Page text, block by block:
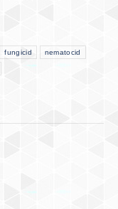
fungicid nematocid